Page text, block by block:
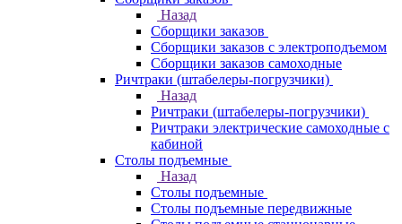
Назад
Сборщики заказов
Сборщики заказов с электроподъемом
Сборщики заказов самоходные
Ричтраки (штабелеры-погрузчики)
Назад
Ричтраки (штабелеры-погрузчики)
Ричтраки электрические самоходные с
кабиной
Столы подъемные
Назад
Столы подъемные
Столы подъемные передвижные